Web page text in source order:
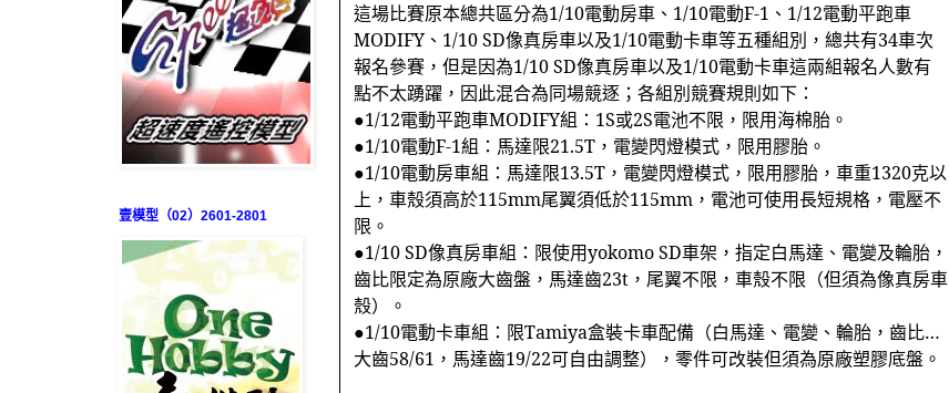
這場比賽原本總共區分為1/10電動房車、 1/10電動F-1 、 1/12電動平跑車
MODIFY 、 1/10 SD像真房車以及1/10電動卡車等五種組別，總共有34車次
報名參賽，但是因為1/10 SD像真房車以及1/10電動卡車這兩組報名人數有
點不太踴躍，因此混合為同場競逐；各組別競賽規則如下：
●1/12電動平跑車MODIFY組： 1S或2S電池不限，限用海棉胎。
●1/10電動F-1組：馬達限21.5T ，電變閃燈模式，限用膠胎。
●1/10電動房車組：馬達限13.5T ，電變閃燈模式，限用膠胎，車重1320克以
上，車殼須高於115mm尾翼須低於115mm ，電池可使用長短規格，電壓不
限。
●1/10 SD像真房車組：限使用yokomo SD車架，指定白馬達、電變及輪胎，
齒比限定為原廠大齒盤，馬達齒23t ，尾翼不限，車殼不限（但須為像真房車
殼）。
●1/10電動卡車組：限Tamiya盒裝卡車配備（白馬達、電變、輪胎，齒比…
大齒58/61 ，馬達齒19/22可自由調整），零件可改裝但須為原廠塑膠底盤。
壹模型（02）2601-2801